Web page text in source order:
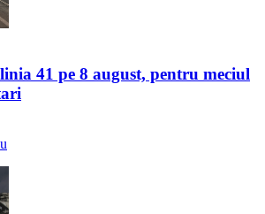
41 pe 8 august, pentru meciul